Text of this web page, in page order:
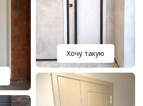
Хочу такую